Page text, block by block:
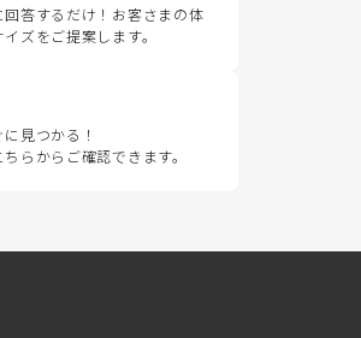
答するだけ！お客さまの体
ズをご提案します。
見つかる！
らからご確認できます。